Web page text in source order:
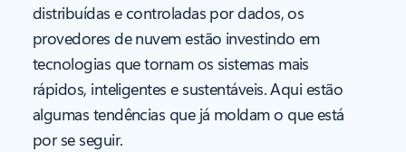
distribuídas e controladas por dados, os
provedores de nuvem estão investindo em
tecnologias que tornam os sistemas mais
rápidos, inteligentes e sustentáveis. Aqui estão
algumas tendências que já moldam o que está
por se seguir.